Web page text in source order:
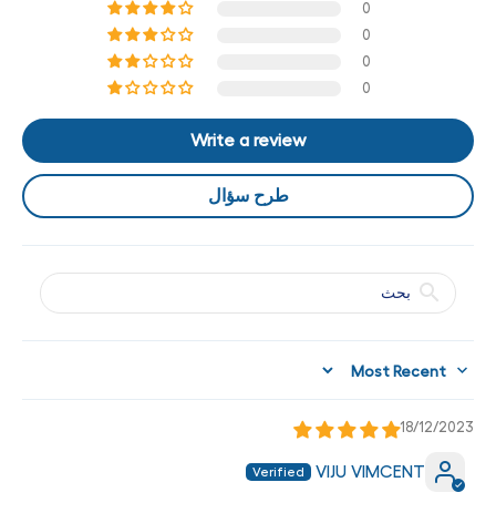
0
0
0
0
Write a review
طرح سؤال
Sort by
18/12/2023
VIJU VIMCENT